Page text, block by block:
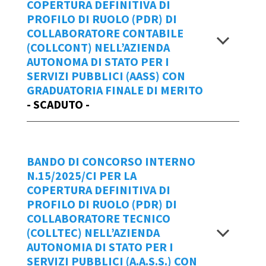
Visualizza
Manuale d'uso IOL
Data Emissione Bando
08/04/2025
BANDO 18_2025_CI - ESPAMMI DGFP
ALLEGATO al Bando ESPAMMI DGFP
Allegato sub 1 - ESPAMMI DGFP CI
ERRATA CORRIGE bandi
DGFP
Graduatoria finale di merito bando
n.18/2025/CI
Visualizza
Scadenza domande
entro le ore 18:00 di lunedì 14 aprile
2025
Per creare una NUOVA Domanda di
Partecipazione
cliccarequi.
Data Emissione Bando
27/03/2025
BANDO n.17_2025_CI - ESPTEC
meccanico URAT CI
ALLEGATO - ESPTEC meccanico URAT
COPERTURA DEFINITIVA DI
PROFILO DI RUOLO (PDR) DI
COLLABORATORE CONTABILE
(COLLCONT) NELL’AZIENDA
AUTONOMA DI STATO PER I
SERVIZI PUBBLICI (AASS) CON
GRADUATORIA FINALE DI MERITO
- SCADUTO -
16/2025/CI
Scadenza domande
entro le ore 18:00 di giovedì 10 aprile
2025
BANDO DI CONCORSO INTERNO
N.15/2025/CI PER LA
COPERTURA DEFINITIVA DI
PROFILO DI RUOLO (PDR) DI
COLLABORATORE TECNICO
(COLLTEC) NELL’AZIENDA
AUTONOMIA DI STATO PER I
SERVIZI PUBBLICI (A.A.S.S.) CON